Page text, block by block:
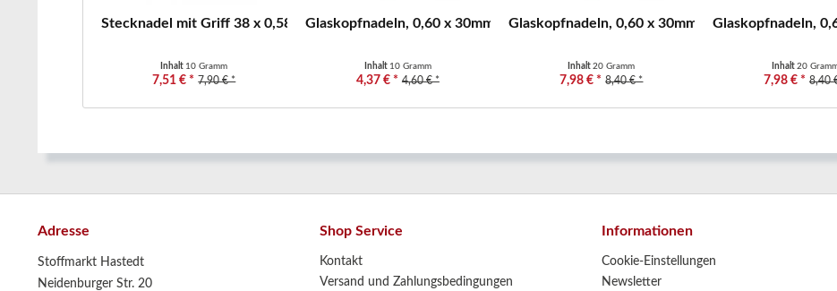
Stecknadel mit Griff 38 x 0,58 mm, violett Prym
Inhalt 10 Gramm
7,51 € * 7,90 € *
Glaskopfnadeln, 0,60 x 30mm, bunt, 10g Prym
Inhalt 10 Gramm
4,37 € * 4,60 € *
Glaskopfnadeln, 0,60 x 30mm, bunt, 20g, Prym
Inhalt20 Gramm
7,98 € * 8,40 € *
Glaskopfnadeln,
Inhalt20
7,98 € * 8,40
Adresse
Stoffmarkt Hastedt
Neidenburger Str. 20
Shop Service
Kontakt
Versand und Zahlungsbedingungen
Informationen
Cookie-Einstellungen
Newsletter